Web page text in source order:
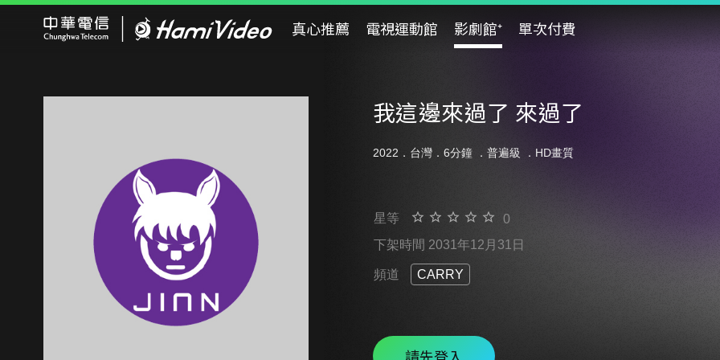
真心推薦 電視運動館 影劇館⁺ 單次付費
我這邊來過了 來過了
2022．台灣．6分鐘 ． 普遍級 ．HD畫質
星等
0
下架時間 2031年12月31日
頻道 CARRY